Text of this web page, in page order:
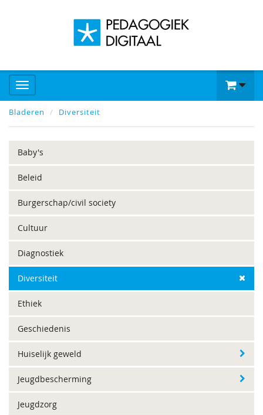
Bladeren Diversiteit
Baby's
Beleid
Burgerschap/civil society
Cultuur
Diagnostiek
Diversiteit
Ethiek
Geschiedenis
Huiselijk geweld
Jeugdbescherming
Jeugdzorg